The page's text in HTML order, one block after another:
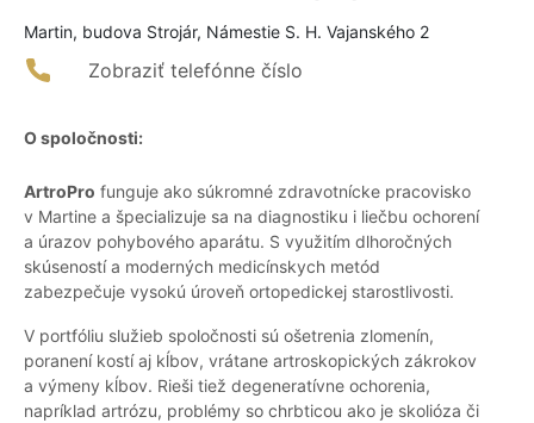
Martin, budova Strojár, Námestie S. H. Vajanského 2
Zobraziť telefónne číslo
O spoločnosti:
ArtroPro funguje ako súkromné zdravotnícke pracovisko
v Martine a špecializuje sa na diagnostiku i liečbu ochorení
a úrazov pohybového aparátu. S využitím dlhoročných
skúseností a moderných medicínskych metód
zabezpečuje vysokú úroveň ortopedickej starostlivosti.
V portfóliu služieb spoločnosti sú ošetrenia zlomenín,
poranení kostí aj kĺbov, vrátane artroskopických zákrokov
a výmeny kĺbov. Rieši tiež degeneratívne ochorenia,
napríklad artrózu, problémy so chrbticou ako je skolióza či